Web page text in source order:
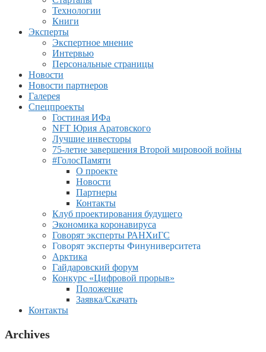
Технологии
Книги
Эксперты
Экспертное мнение
Интервью
Персональные страницы
Новости
Новости партнеров
Галерея
Спецпроекты
Гостиная ИФа
NFT Юрия Аратовского
Лучшие инвесторы
75-летие завершения Второй мировоой войны
#ГолосПамяти
О проекте
Новости
Партнеры
Контакты
Клуб проектирования будущего
Экономика коронавируса
Говорят эксперты РАНХиГС
Говорят эксперты Финуниверситета
Арктика
Гайдаровский форум
Конкурс «Цифровой прорыв»
Положение
Заявка/Скачать
Контакты
Archives